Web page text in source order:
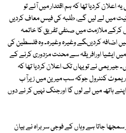
کردیا تھا کہ ہم اقتدار میں آئے تو
میں لے لیں گے، طلبہ کی فیس معاف کردیں
کرکے ملازمت میں صنفی تفریق کا خاتمہ
اضافہ کردیںگے وغیرہ وغیرہ۔ وہ فلسطین کی
ایشیا اورافریقہ سے محنت مزدوری کرنے کے
جیریمی نے تو یہاں تک اعلان کردیا تھا کہ
ریموٹ کنٹرول جوکہ سب میرین میں زیرآب
ہاتھ میں لے لوں گا اورجنگ نہیں کر نے دوں
جاتا ہے وہاں کے فوجی سر براہ نے بیان